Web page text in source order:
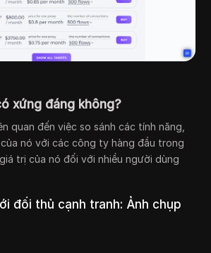
xứng đáng không?
quan đến việc so sánh các tính năng,
nó với các công ty hàng đầu trong
trị của nó đối với nhiều người dùng
đối thủ cạnh tranh: Ảnh chụp